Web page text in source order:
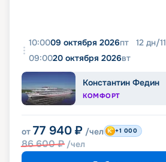
10:0009 октября 2026пт 12 дн/11
09:0020 октября 2026вт
Константин Федин
КОМФОРТ
от 77 940 ₽ /чел
86 600₽ /чел
+1 000